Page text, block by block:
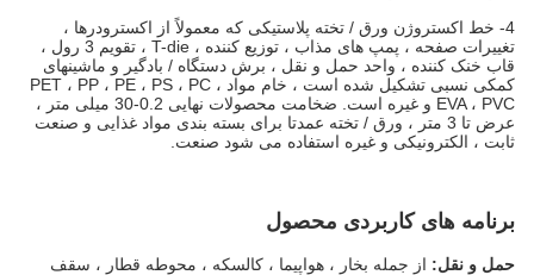
4- خط اکستروژن ورق / تخته پلاستیکی که معمولاً از اکسترودرها ،
تغییرات صفحه ، پمپ های مذاب ، توزیع کننده ، T-die ، تقویم 3 رول ،
قاب خنک کننده ، واحد حمل و نقل ، برش دستگاه / بادگیر و ماشینهای
کمکی نسبی تشکیل شده است ، خام مواد PET ، PP ، PE ، PS ، PC ،
EVA ، PVC و غیره است. ضخامت محصولات نهایی 0.2-30 میلی متر ،
عرض تا 3 متر ، ورق / تخته عمدتا برای بسته بندی مواد غذایی و صنعت
ثابت ، الکترونیکی و غیره استفاده می شود صنعت.
برنامه های کاربردی محصول
حمل و نقل: از جمله بخار ، هواپیما ، کالسکه ، محوطه قطار ، سقف